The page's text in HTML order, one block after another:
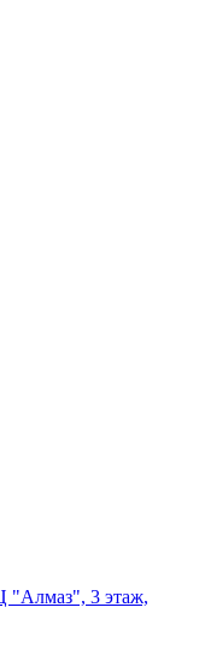
"Алмаз", 3 этаж,